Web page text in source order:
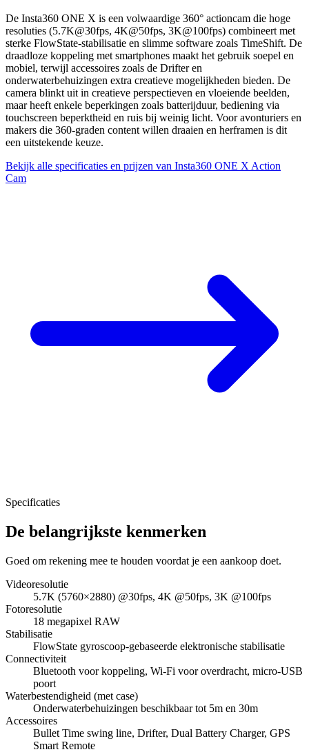
De Insta360 ONE X is een volwaardige 360° actioncam die hoge
resoluties (5.7K@30fps, 4K@50fps, 3K@100fps) combineert met
sterke FlowState-stabilisatie en slimme software zoals TimeShift. De
draadloze koppeling met smartphones maakt het gebruik soepel en
mobiel, terwijl accessoires zoals de Drifter en
onderwaterbehuizingen extra creatieve mogelijkheden bieden. De
camera blinkt uit in creatieve perspectieven en vloeiende beelden,
maar heeft enkele beperkingen zoals batterijduur, bediening via
touchscreen beperktheid en ruis bij weinig licht. Voor avonturiers en
makers die 360-graden content willen draaien en herframen is dit
een uitstekende keuze.
Bekijk alle specificaties en prijzen van Insta360 ONE X Action
Cam
Specificaties
De belangrijkste kenmerken
Goed om rekening mee te houden voordat je een aankoop doet.
Videoresolutie
5.7K (5760×2880) @30fps, 4K @50fps, 3K @100fps
Fotoresolutie
18 megapixel RAW
Stabilisatie
FlowState gyroscoop-gebaseerde elektronische stabilisatie
Connectiviteit
Bluetooth voor koppeling, Wi‑Fi voor overdracht, micro-USB
poort
Waterbestendigheid (met case)
Onderwaterbehuizingen beschikbaar tot 5m en 30m
Accessoires
Bullet Time swing line, Drifter, Dual Battery Charger, GPS
Smart Remote